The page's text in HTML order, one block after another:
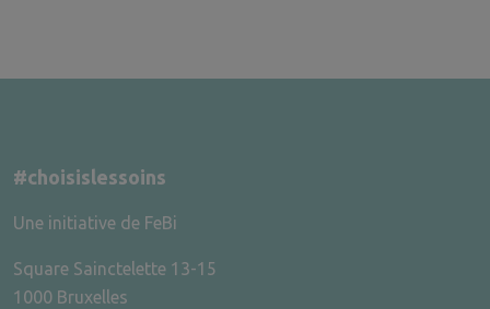
#choisislessoins
Une initiative de FeBi
Square Sainctelette 13-15
1000 Bruxelles